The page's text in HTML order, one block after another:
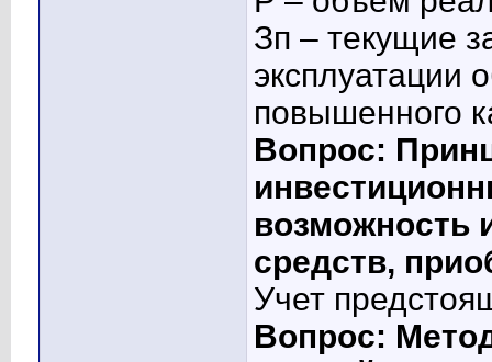
Зп – текущие
эксплуатации
повышенного
Вопрос:
возможность
средств,
Учет
Вопрос: